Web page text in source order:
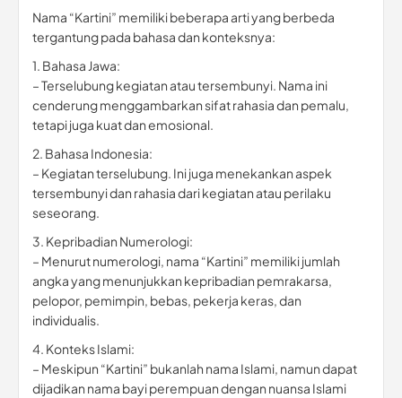
Nama “Kartini” memiliki beberapa arti yang berbeda
tergantung pada bahasa dan konteksnya:
1. Bahasa Jawa:
– Terselubung kegiatan atau tersembunyi. Nama ini
cenderung menggambarkan sifat rahasia dan pemalu,
tetapi juga kuat dan emosional.
2. Bahasa Indonesia:
– Kegiatan terselubung. Ini juga menekankan aspek
tersembunyi dan rahasia dari kegiatan atau perilaku
seseorang.
3. Kepribadian Numerologi:
– Menurut numerologi, nama “Kartini” memiliki jumlah
angka yang menunjukkan kepribadian pemrakarsa,
pelopor, pemimpin, bebas, pekerja keras, dan
individualis.
4. Konteks Islami:
– Meskipun “Kartini” bukanlah nama Islami, namun dapat
dijadikan nama bayi perempuan dengan nuansa Islami